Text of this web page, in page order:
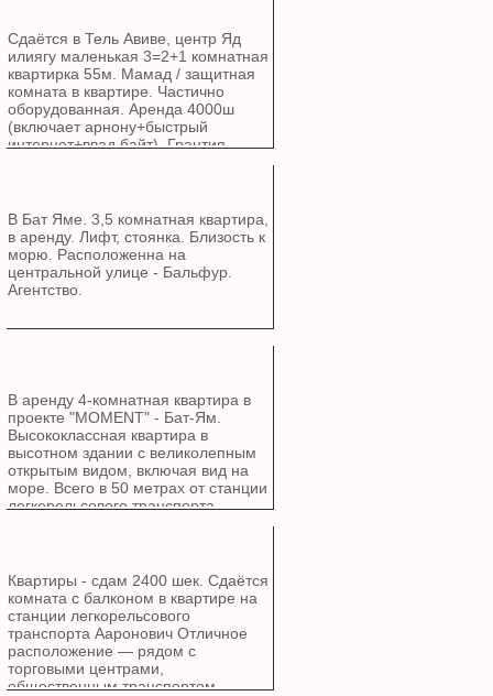
Сдаётся в Тель Авиве, центр Яд
илиягу маленькая 3=2+1 комнатная
квартирка 55м. Мамад / защитная
комната в квартире. Частично
оборудованная. Аренда 4000ш
(включает арнону+быстрый
интернет+ввад байт) ,Грантия
В Бат Яме. 3,5 комнатная квартира,
в аренду. Лифт, стоянка. Близость к
морю. Расположенна на
центральной улице - Бальфур.
Агентство.
В аренду 4-комнатная квартира в
проекте "MOMENT" - Бат-Ям.
Высококлассная квартира в
высотном здании с великолепным
открытым видом, включая вид на
море. Всего в 50 метрах от станции
легкорельсового транспорта.
Квартиры - сдам 2400 шек. Сдаётся
комната с балконом в квартире на
станции легкорельсового
транспорта Ааронович Отличное
расположение — рядом с
торговыми центрами,
общественным транспортом